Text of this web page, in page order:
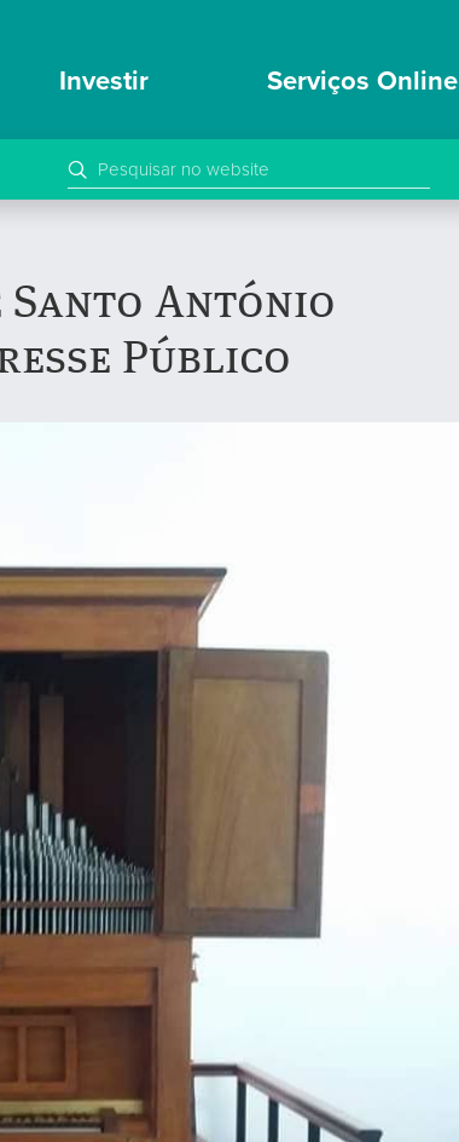
Investir Serviços Online
Santo António
Público